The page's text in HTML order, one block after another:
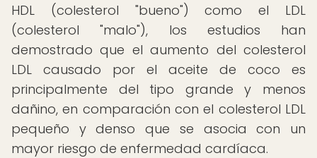
HDL (colesterol "bueno") como el LDL
(colesterol "malo"), los estudios han
demostrado que el aumento del colesterol
LDL causado por el aceite de coco es
principalmente del tipo grande y menos
dañino, en comparación con el colesterol LDL
pequeño y denso que se asocia con un
mayor riesgo de enfermedad cardíaca.